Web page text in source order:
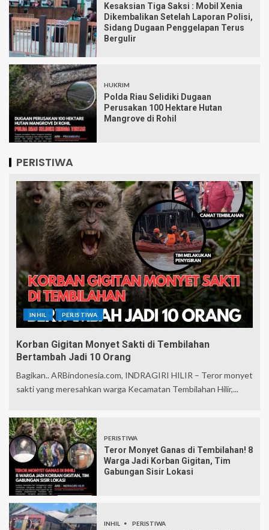
Kesaksian Tiga Saksi : Mobil Xenia
Dikembalikan Setelah Laporan Polisi,
Sidang Dugaan Penggelapan Terus
Bergulir
HUKRIM
Polda Riau Selidiki Dugaan
Perusakan 100 Hektare Hutan
Mangrove di Rohil
PERISTIWA
INHIL PERISTIWA
Korban Gigitan Monyet Sakti di Tembilahan
Bertambah Jadi 10 Orang
Bagikan.. ARBindonesia.com, INDRAGIRI HILIR – Teror monyet
sakti yang meresahkan warga Kecamatan Tembilahan Hilir,...
PERISTIWA
Teror Monyet Ganas di Tembilahan! 8
Warga Jadi Korban Gigitan, Tim
Gabungan Sisir Lokasi
INHIL PERISTIWA